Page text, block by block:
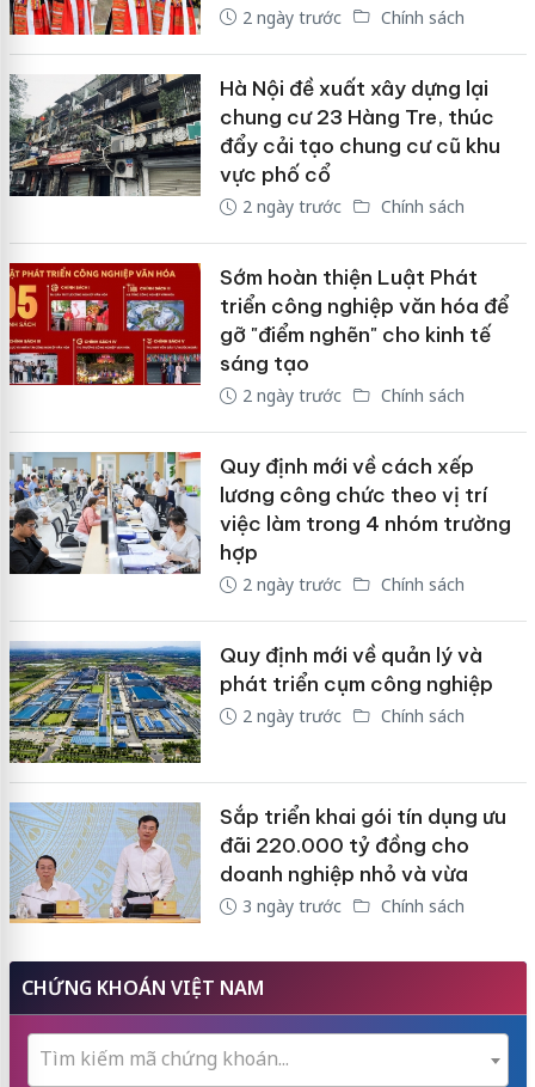
2 ngày trước Chính sách
Hà Nội đề xuất xây dựng lại
chung cư 23 Hàng Tre, thúc
đẩy cải tạo chung cư cũ khu
vực phố cổ
2 ngày trước Chính sách
Sớm hoàn thiện Luật Phát
triển công nghiệp văn hóa để
gỡ "điểm nghẽn" cho kinh tế
sáng tạo
2 ngày trước Chính sách
Quy định mới về cách xếp
lương công chức theo vị trí
việc làm trong 4 nhóm trường
hợp
2 ngày trước Chính sách
Quy định mới về quản lý và
phát triển cụm công nghiệp
2 ngày trước Chính sách
Sắp triển khai gói tín dụng ưu
đãi 220.000 tỷ đồng cho
doanh nghiệp nhỏ và vừa
3 ngày trước Chính sách
CHỨNG KHOÁN VIỆT NAM
Tìm kiếm mã chứng khoán...